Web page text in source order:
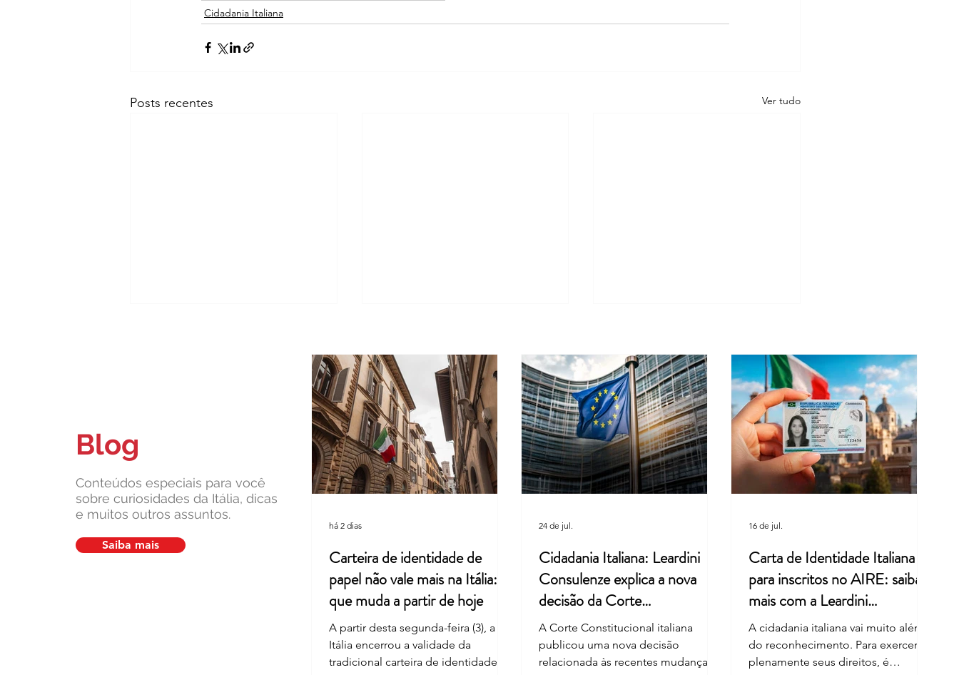
Cidadania Italiana
Posts recentes Ver tudo
Carta de Identidade Italiana para
com a Leardini Consulenze
Suprema Corte da Itália facilita
pedidos de cidadania em caso de
demora do consulado
Cultura italiana, memória e
união: um legado valorizado pela
Leardini Consulenze
Blog
Conteúdos especiais para você
sobre curiosidades da Itália, dicas
e muitos outros assuntos.
Saiba mais
Carteira de identidade de
papel não vale mais na Itália: o
que muda a partir de hoje
A partir desta segunda-feira (3), a
Itália encerrou a validade da
tradicional carteira de identidade
há 2 dias
Cidadania Italiana: Leardini
Consulenze explica a nova
decisão da Corte
Constitucional
A Corte Constitucional italiana
publicou uma nova decisão
relacionada às recentes mudanças
24 de jul.
Carta de Identidade Italiana
para inscritos no AIRE: saiba
mais com a Leardini
Consulenze
A cidadania italiana vai muito além
do reconhecimento. Para exercer
plenamente seus direitos, é
16 de jul.